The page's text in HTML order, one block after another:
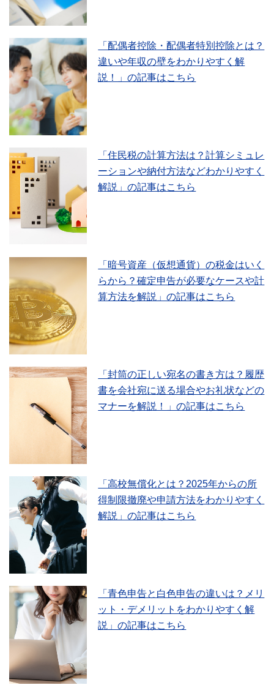
「配偶者控除・配偶者特別控除とは？
違いや年収の壁をわかりやすく解
説！」の記事はこちら
「住民税の計算方法は？計算シミュレ
ーションや納付方法などわかりやすく
解説」の記事はこちら
「暗号資産（仮想通貨）の税金はいく
らから？確定申告が必要なケースや計
算方法を解説」の記事はこちら
「封筒の正しい宛名の書き方は？履歴
書を会社宛に送る場合やお礼状などの
マナーを解説！」の記事はこちら
「高校無償化とは？2025年からの所
得制限撤廃や申請方法をわかりやすく
解説」の記事はこちら
「青色申告と白色申告の違いは？メリ
ット・デメリットをわかりやすく解
説」の記事はこちら